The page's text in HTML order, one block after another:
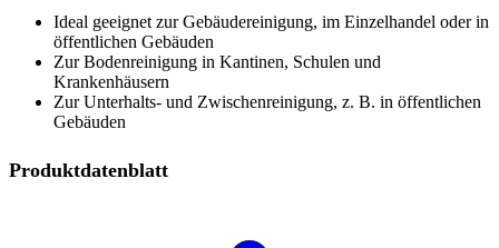
Ideal geeignet zur Gebäudereinigung, im Einzelhandel oder in
öffentlichen Gebäuden
Zur Bodenreinigung in Kantinen, Schulen und
Krankenhäusern
Zur Unterhalts- und Zwischenreinigung, z. B. in öffentlichen
Gebäuden
Produktdatenblatt